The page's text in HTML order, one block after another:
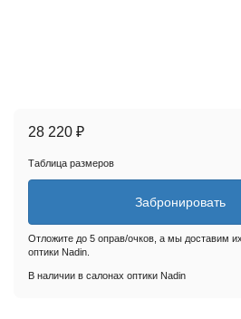
28 220 ₽
Таблица размеров
Забронировать
Отложите до 5 оправ/очков, а мы доставим
оптики Nadin.
В наличии в салонах оптики Nadin